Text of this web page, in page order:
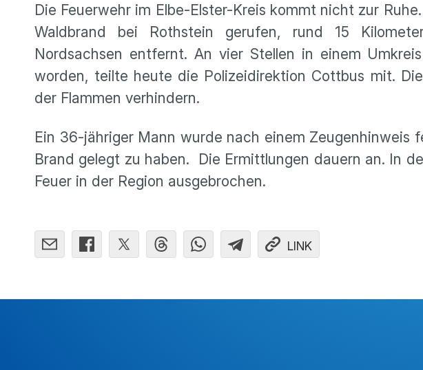
Die Feuerwehr im Elbe-Elster-Kreis kommt nicht zur
Waldbrand bei Rothstein gerufen, rund 15
Nordsachsen entfernt. An vier Stellen in einem
worden, teilte heute die Polizeidirektion Cottbus mit.
der Flammen verhindern.
Ein 36-jähriger Mann wurde nach einem Zeugenhinweis
Brand gelegt zu haben. Die Ermittlungen dauern an. In
Feuer in der Region ausgebrochen.
LINK